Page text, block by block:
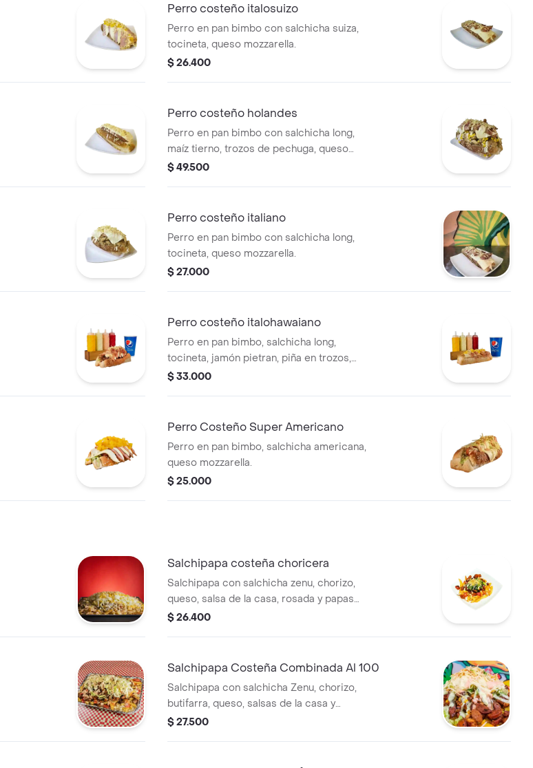
Perro costeño italosuizo
Perro en pan bimbo con salchicha suiza,
tocineta, queso mozzarella.
$ 26.400
Perro costeño holandes
Perro en pan bimbo con salchicha long,
maíz tierno, trozos de pechuga, queso
mozzarella.
$ 49.500
Perro costeño italiano
Perro en pan bimbo con salchicha long,
tocineta, queso mozzarella.
$ 27.000
Perro costeño italohawaiano
Perro en pan bimbo, salchicha long,
tocineta, jamón pietran, piña en trozos,
queso mozzarella.
$ 33.000
Perro Costeño Super Americano
Perro en pan bimbo, salchicha americana,
queso mozzarella.
$ 25.000
Salchipapa costeña choricera
Salchipapa con salchicha zenu, chorizo,
queso, salsa de la casa, rosada y papas
chips.
$ 26.400
Salchipapa Costeña Combinada Al 100
Salchipapa con salchicha Zenu, chorizo,
butifarra, queso, salsas de la casa y
rosada, papas chip y lechuga.
$ 27.500